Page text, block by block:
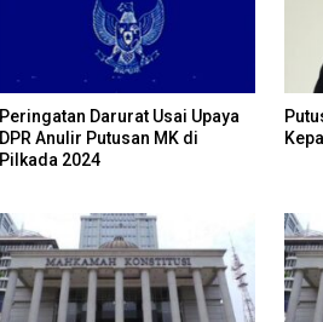
Peringatan Darurat Usai Upaya
DPR Anulir Putusan MK di
Pilkada 2024